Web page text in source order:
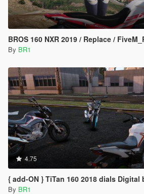
BROS 160 NXR 2019 / Replace /
By BR1
4.75
{ add-ON } TiTan 160 2018 dials Digital
By BR1